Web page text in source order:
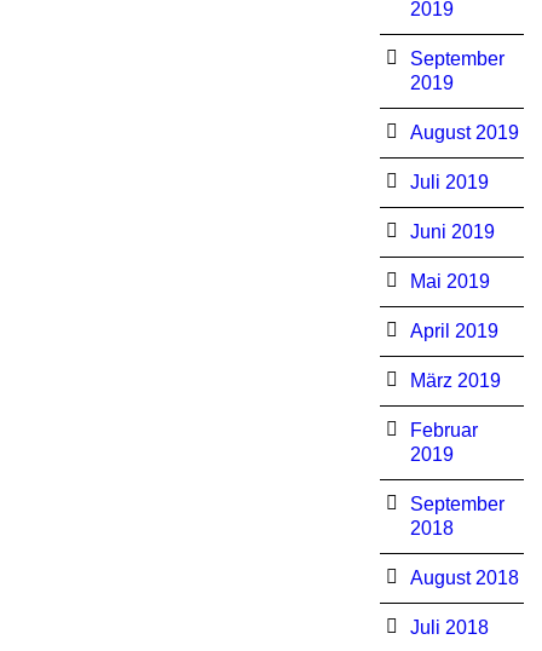
2019
September
2019
August 2019
Juli 2019
Juni 2019
Mai 2019
April 2019
März 2019
Februar
2019
September
2018
August 2018
Juli 2018